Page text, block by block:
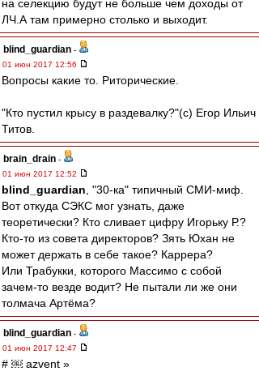
на селекцию будут не больше чем доходы от
ЛЧ.А там примерно столько и выходит.
blind_guardian -
01 июн 2017 12:56
Вопросы какие то. Риторические.
"Кто пустил крысу в раздевалку?"(c) Егор Ильич
Титов.
brain_drain -
01 июн 2017 12:52
blind_guardian , "30-ка" типичный СМИ-миф.
Вот откуда СЭКС мог узнать, даже
теоретически? Кто сливает цифру Игорьку Р.?
Кто-то из совета директоров? Зять Юхан не
может держать в себе такое? Каррера?
Или Трабукки, которого Массимо с собой
зачем-то везде водит? Не пытали ли же они
толмача Артёма?
blind_guardian -
01 июн 2017 12:47
# ￼ azvent »